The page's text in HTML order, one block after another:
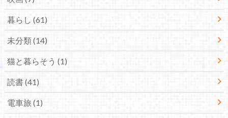
暮らし (61)
未分類(14)
猫と暮らそう (1)
読書(41)
電車旅 (1)